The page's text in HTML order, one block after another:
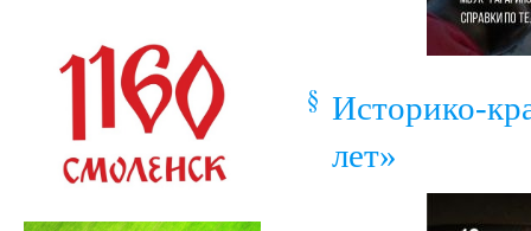
Историко-
лет»